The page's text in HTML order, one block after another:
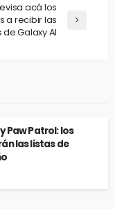
acá los
a recibir las
Galaxy AI
Paw Patrol: los
las listas de